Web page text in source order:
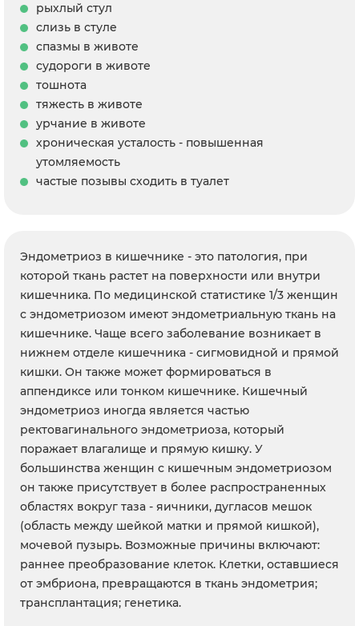
рыхлый стул
слизь в стуле
спазмы в животе
судороги в животе
тошнота
тяжесть в животе
урчание в животе
хроническая усталость - повышенная
утомляемость
частые позывы сходить в туалет
Эндометриоз в кишечнике - это патология, при
которой ткань растет на поверхности или внутри
кишечника. По медицинской статистике 1/3 женщин
с эндометриозом имеют эндометриальную ткань на
кишечнике. Чаще всего заболевание возникает в
нижнем отделе кишечника - сигмовидной и прямой
кишки. Он также может формироваться в
аппендиксе или тонком кишечнике. Кишечный
эндометриоз иногда является частью
ректовагинального эндометриоза, который
поражает влагалище и прямую кишку. У
большинства женщин с кишечным эндометриозом
он также присутствует в более распространенных
областях вокруг таза - яичники, дугласов мешок
(область между шейкой матки и прямой кишкой),
мочевой пузырь. Возможные причины включают:
раннее преобразование клеток. Клетки, оставшиеся
от эмбриона, превращаются в ткань эндометрия;
трансплантация; генетика.